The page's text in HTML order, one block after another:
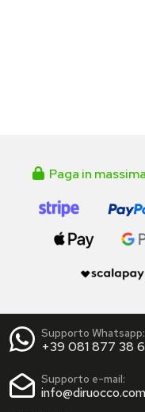
Paga in
Supporto Whatsapp:
+39 081 877 38
Supporto e-mail:
info@diruocco.com